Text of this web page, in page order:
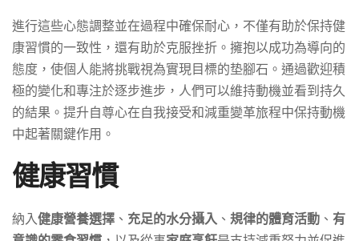
進行這些心態調整並在過程中確保耐心，不僅有助於保持健
康習慣的一致性，還有助於克服挫折。擁抱以成功為導向的
態度，使個人能將挑戰視為實現目標的垫腳石。通過歡迎積
極的變化和專注於逐步進步，人們可以維持動機並看到持久
的結果。提升自尊心在自我接受和減重變革旅程中保持動機
中起著關鍵作用。
健康習慣
納入 健康營養選擇 、 充足的水分攝入 、 規律的體育活動 、 有